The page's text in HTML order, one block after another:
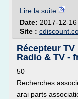
Lire la suite
Date: 2017-12-
Site :
Récepteur
Radio & TV -
50
Recherches
arai parts